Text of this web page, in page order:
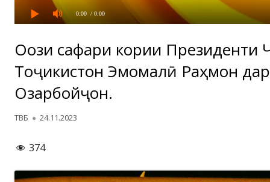
0:00 / 0:00
Оғози сафари кории Президенти
Тоҷикистон Эмомалӣ Раҳмон
Озарбойҷон.
Автор
ТВБ Опубликовано
24.11.2023
374